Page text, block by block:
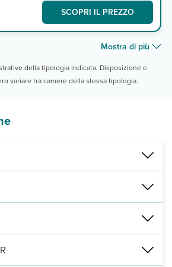
SCOPRI IL PREZZO
Mostra di più
della tipologia indicata. Disposizione e
variare tra camere della stessa tipologia.
spiaggia di Mayungu Beach e dal Beach
Beach, una delle aree costiere più
in bungalow indipendenti con tetto in